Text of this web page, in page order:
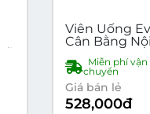
Viên Uống
Cân Bằng
Da Từ Bên
Hộp 30 Viên
Miễn phí vận
chuyển
Giá bán lẻ
528,000đ